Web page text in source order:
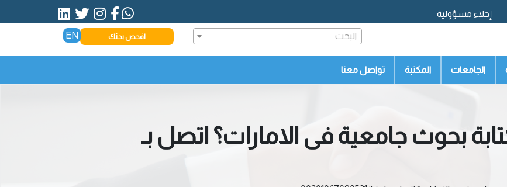
إخلاء مسؤولية
البحث افحص بحثك EN
الجامعات المكتبة تواصل معنا
بحوث جامعية فى الامارات؟ اتصل بـ